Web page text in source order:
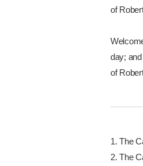
of
day;
of
1. The
2. The